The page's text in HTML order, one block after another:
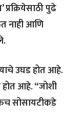
पुढे
नाही आणि
उघड होत आहे.
होत आहे. “जोशी
सोसायटीकडे